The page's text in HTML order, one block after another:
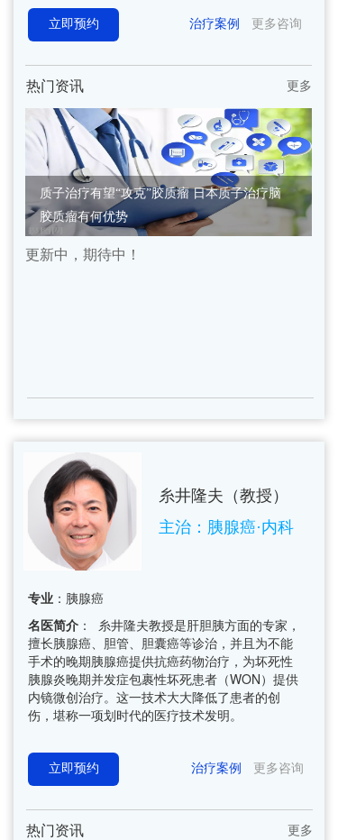
立即预约 治疗案例 更多咨询
热门资讯 更多
质子治疗有望“攻克”胶质瘤 日本质子治疗脑
胶质瘤有何优势
更新中，期待中！
糸井隆夫（教授）
专业 ：胰腺癌
名医简介 ： 糸井隆夫教授是肝胆胰方面的专家，
擅长胰腺癌、胆管、胆囊癌等诊治，并且为不能
手术的晚期胰腺癌提供抗癌药物治疗，为坏死性
胰腺炎晚期并发症包裹性坏死患者（WON）提供
内镜微创治疗。这一技术大大降低了患者的创
伤，堪称一项划时代的医疗技术发明。
立即预约 治疗案例 更多咨询
热门资讯 更多